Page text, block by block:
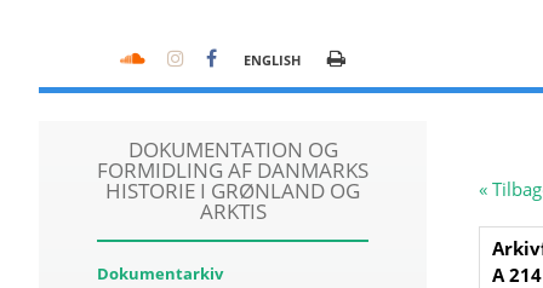
ENGLISH
DOKUMENTATION OG
FORMIDLING AF DANMARKS
HISTORIE I GRØNLAND OG
ARKTIS
Dokumentarkiv
«
A 214